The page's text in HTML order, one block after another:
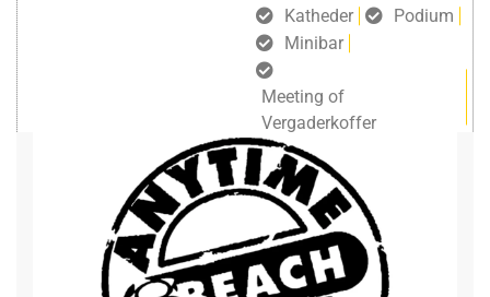
Katheder
Podium
Minibar
Meeting of
Vergaderkoffer
Groot LCD scherm
Projectiescherm